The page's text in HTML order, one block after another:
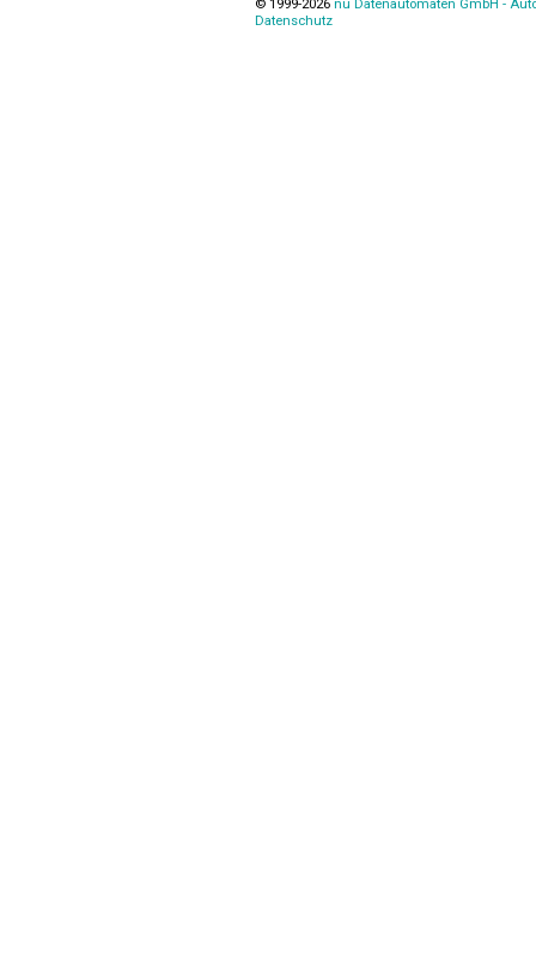
© 1999-2026 nu Datenautomaten GmbH -
Datenschutz